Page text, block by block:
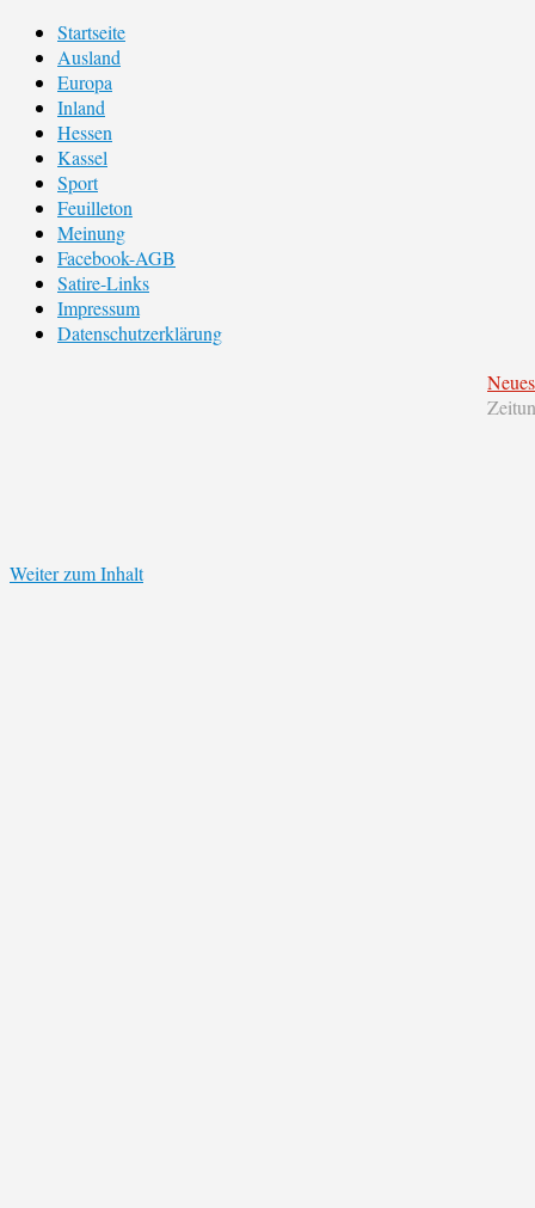
Startseite
Ausland
Europa
Inland
Hessen
Kassel
Sport
Feuilleton
Meinung
Facebook-AGB
Satire-Links
Impressum
Datenschutzerklärung
Weiter zum Inhalt